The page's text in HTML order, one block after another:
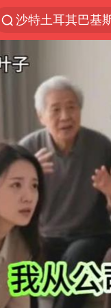
沙特土耳其巴基
“电影+”如何激
“秋天的第一杯奶
全球首个长时储
台风白海豚已进
四川宜宾市高县
中国女篮70-67险
名创优品回应女
上海：台风白海
国防部：中国军
U17国足三连胜